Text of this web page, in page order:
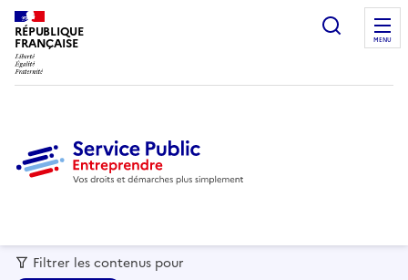
RÉPUBLIQUE
FRANÇAISE MENU
Filtrer les contenus pour